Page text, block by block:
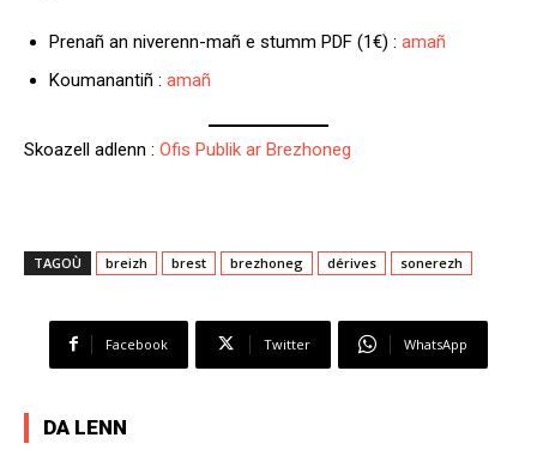
Prenañ an niverenn-mañ e stumm PDF (1€) : amañ
Koumanantiñ : amañ
Skoazell adlenn : Ofis Publik ar Brezhoneg
TAGOÙ breizh brest brezhoneg dérives sonerezh
Facebook Twitter WhatsApp
DA LENN